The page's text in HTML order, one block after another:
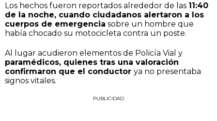
Los hechos fueron reportados alrededor de las 11:40
de la noche, cuando ciudadanos alertaron a los
cuerpos de emergencia sobre un hombre que
había chocado su motocicleta contra un poste.
Al lugar acudieron elementos de Policía Vial y
paramédicos, quienes tras una valoración
confirmaron que el conductor ya no presentaba
signos vitales.
PUBLICIDAD